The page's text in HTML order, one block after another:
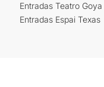
Entradas Teatro Goya
Entradas Espai Texas